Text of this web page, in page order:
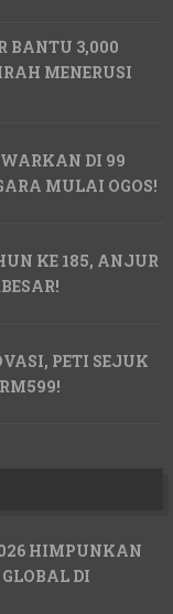
BANTU 3,000
MENERUSI
DI 99
MULAI OGOS!
KE 185, ANJUR
PETI SEJUK
HIMPUNKAN
DI